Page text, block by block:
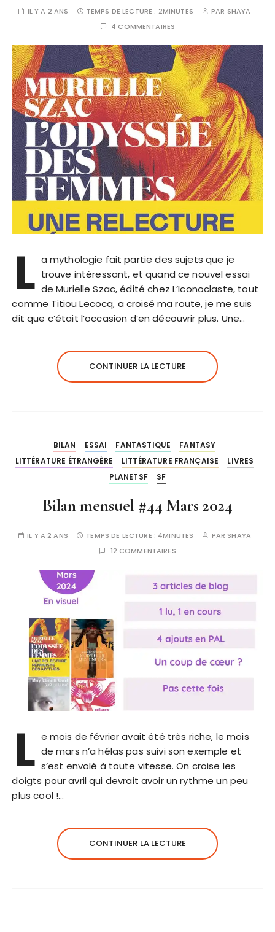
IL Y A 2 ANS TEMPS DE LECTURE : 2MINUTES PAR SHAYA
4 COMMENTAIRES
L a mythologie fait partie des sujets que je
trouve intéressant, et quand ce nouvel essai
de Murielle Szac, édité chez L’Iconoclaste, tout
comme Titiou Lecocq, a croisé ma route, je me suis
dit que c’était l’occasion d’en découvrir plus. Une…
CONTINUER LA LECTURE
BILAN ESSAI FANTASTIQUE
FANTASY
LITTÉRATURE ÉTRANGÈRE
LITTÉRATURE FRANÇAISE
LIVRES
PLANETSF
SF
Bilan mensuel #44 Mars 2024
IL Y A 2 ANS TEMPS DE LECTURE : 4MINUTES PAR SHAYA
12 COMMENTAIRES
L e mois de février avait été très riche, le mois
de mars n’a hélas pas suivi son exemple et
s’est envolé à toute vitesse. On croise les
doigts pour avril qui devrait avoir un rythme un peu
plus cool !…
CONTINUER LA LECTURE